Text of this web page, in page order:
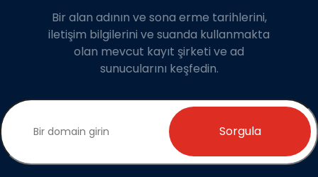
Bir alan adının ve sona erme tarihlerini,
iletişim bilgilerini ve suanda kullanmakta
olan mevcut kayıt şirketi ve ad
sunucularını keşfedin.
Sorgula